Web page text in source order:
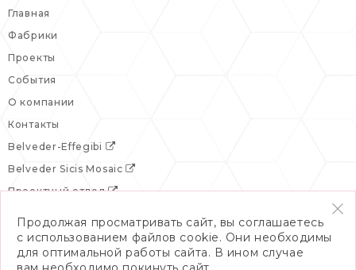
Главная
Фабрики
Проекты
События
О компании
Контакты
Belveder-Effegibi
Belveder Sicis Mosaic
Проектный отдел
Продолжая просматривать сайт, вы соглашаетесь
с использованием файлов cookie. Они необходимы
для оптимальной работы сайта. В ином случае